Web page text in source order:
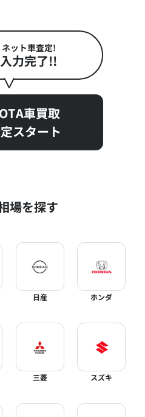
ット車査定!
力完了!!
車買取
スタート
場を探す
日産 ホンダ
三菱 スズキ